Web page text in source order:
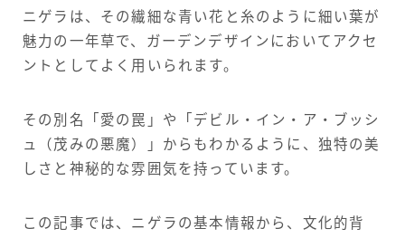
French
ニゲラは、その繊細な青い花と糸のように細い葉が
魅力の一年草で、ガーデンデザインにおいてアクセ
ントとしてよく用いられます。
その別名「愛の罠」や「デビル・イン・ア・ブッシ
ュ（茂みの悪魔）」からもわかるように、独特の美
しさと神秘的な雰囲気を持っています。
この記事では、ニゲラの基本情報から、文化的背